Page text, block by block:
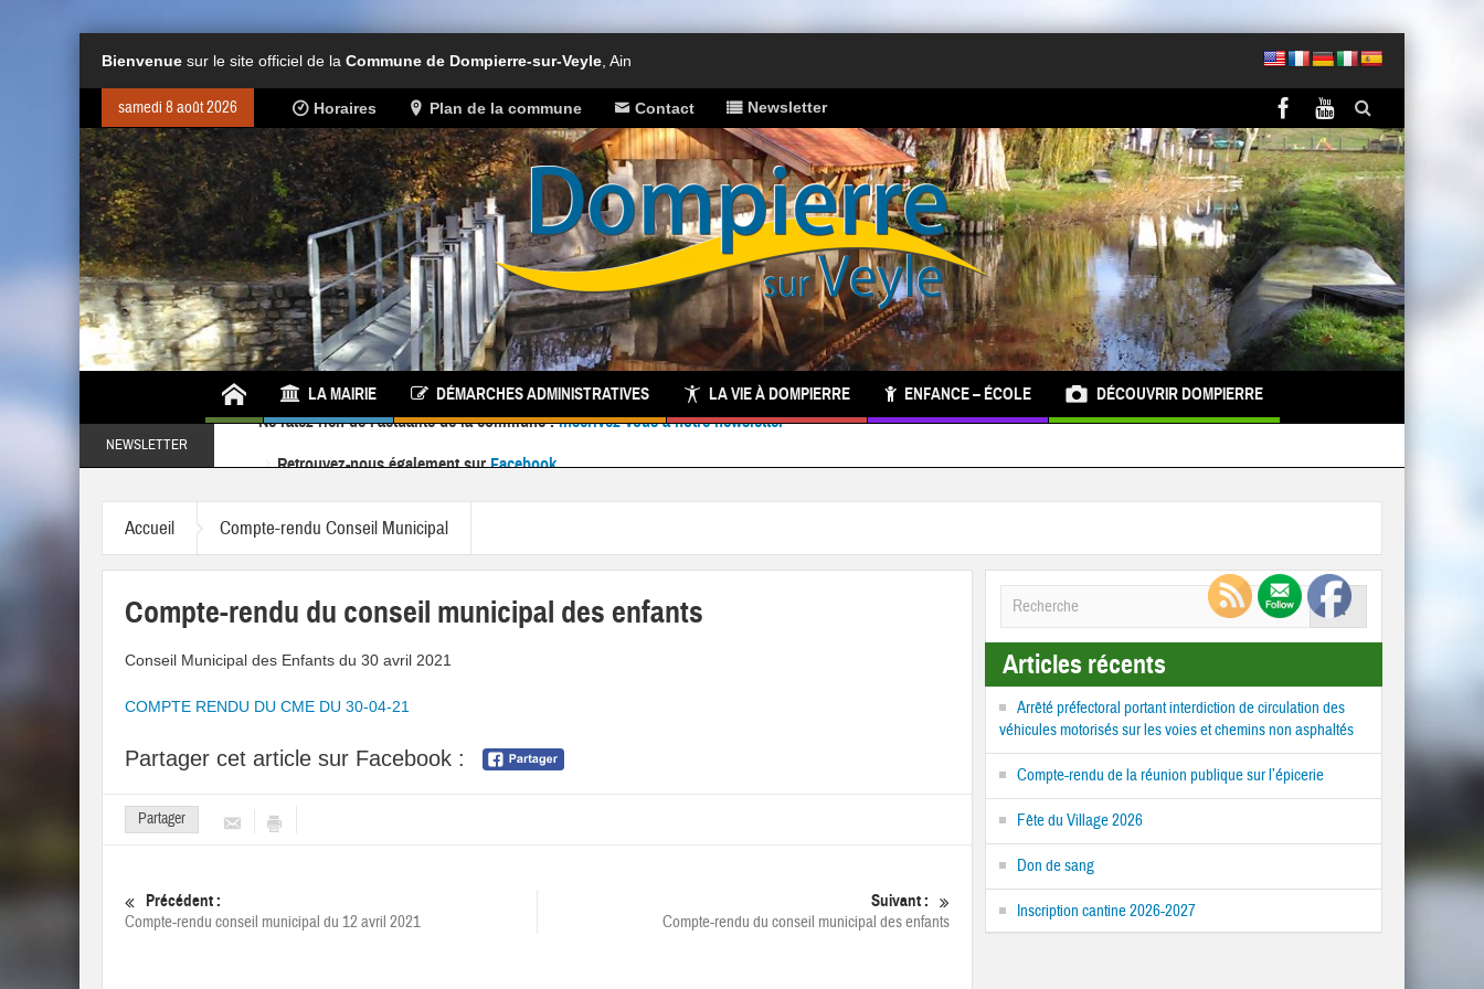
Bienvenue sur le site officiel de la Commune de Dompierre-sur-Veyle , Ain
samedi 8 août 2026 Horaires Plan de la commune Contact Newsletter
LA MAIRIE DÉMARCHES ADMINISTRATIVES LA VIE À DOMPIERRE ENFANCE – ÉCOLE DÉCOUVRIR DOMPIERRE
NEWSLETTER
Accueil
Compte-rendu Conseil Municipal
Compte-rendu du conseil municipal des enfants
Conseil Municipal des Enfants du 30 avril 2021
COMPTE RENDU DU CME DU 30-04-21
Partager cet article sur Facebook :
Partager
Précédent :
Compte-rendu conseil municipal du 12 avril 2021
Suivant :
Compte-rendu du conseil municipal des enfants
Articles récents
Arrêté préfectoral portant interdiction de circulation des
véhicules motorisés sur les voies et chemins non asphaltés
Compte-rendu de la réunion publique sur l’épicerie
Fête du Village 2026
Don de sang
Inscription cantine 2026-2027